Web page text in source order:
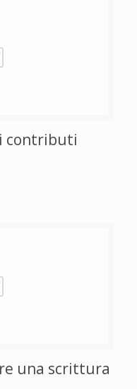
contributi
una scrittura